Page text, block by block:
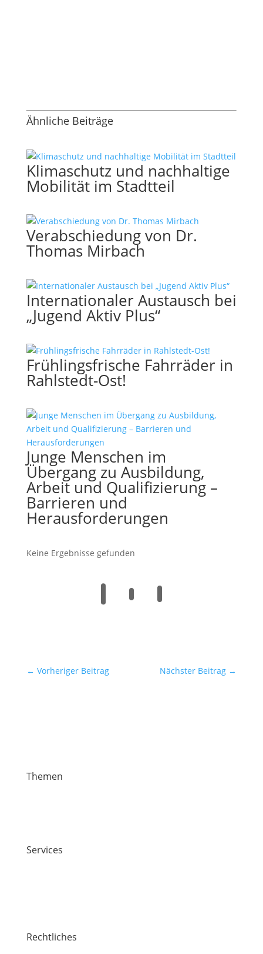
Ähnliche Beiträge
Klimaschutz und nachhaltige
Mobilität im Stadtteil
Verabschiedung von Dr.
Thomas Mirbach
Internationaler Austausch bei
„Jugend Aktiv Plus“
Frühlingsfrische Fahrräder in
Rahlstedt-Ost!
Junge Menschen im
Übergang zu Ausbildung,
Arbeit und Qualifizierung –
Barrieren und
Herausforderungen
Keine Ergebnisse gefunden
Vorheriger Beitrag Nächster Beitrag
Themen
Services
Rechtliches